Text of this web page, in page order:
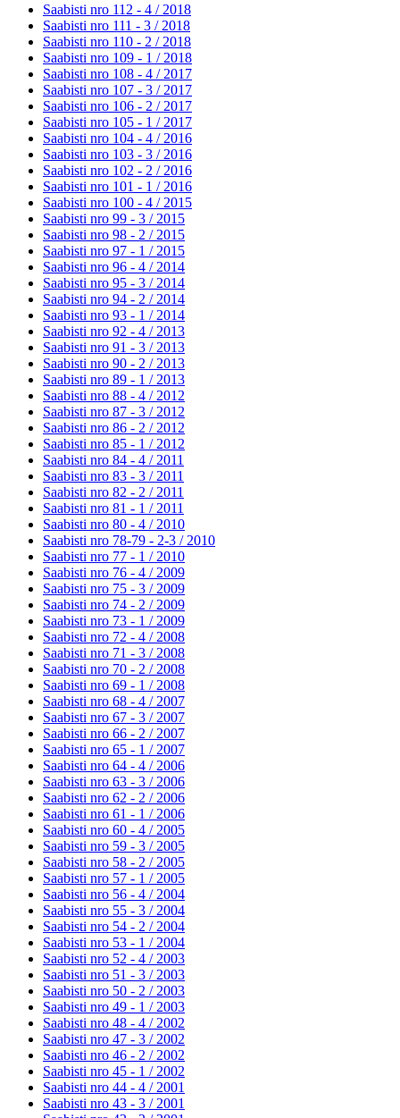
Saabisti nro 112 - 4 / 2018
Saabisti nro 111 - 3 / 2018
Saabisti nro 110 - 2 / 2018
Saabisti nro 109 - 1 / 2018
Saabisti nro 108 - 4 / 2017
Saabisti nro 107 - 3 / 2017
Saabisti nro 106 - 2 / 2017
Saabisti nro 105 - 1 / 2017
Saabisti nro 104 - 4 / 2016
Saabisti nro 103 - 3 / 2016
Saabisti nro 102 - 2 / 2016
Saabisti nro 101 - 1 / 2016
Saabisti nro 100 - 4 / 2015
Saabisti nro 99 - 3 / 2015
Saabisti nro 98 - 2 / 2015
Saabisti nro 97 - 1 / 2015
Saabisti nro 96 - 4 / 2014
Saabisti nro 95 - 3 / 2014
Saabisti nro 94 - 2 / 2014
Saabisti nro 93 - 1 / 2014
Saabisti nro 92 - 4 / 2013
Saabisti nro 91 - 3 / 2013
Saabisti nro 90 - 2 / 2013
Saabisti nro 89 - 1 / 2013
Saabisti nro 88 - 4 / 2012
Saabisti nro 87 - 3 / 2012
Saabisti nro 86 - 2 / 2012
Saabisti nro 85 - 1 / 2012
Saabisti nro 84 - 4 / 2011
Saabisti nro 83 - 3 / 2011
Saabisti nro 82 - 2 / 2011
Saabisti nro 81 - 1 / 2011
Saabisti nro 80 - 4 / 2010
Saabisti nro 78-79 - 2-3 / 2010
Saabisti nro 77 - 1 / 2010
Saabisti nro 76 - 4 / 2009
Saabisti nro 75 - 3 / 2009
Saabisti nro 74 - 2 / 2009
Saabisti nro 73 - 1 / 2009
Saabisti nro 72 - 4 / 2008
Saabisti nro 71 - 3 / 2008
Saabisti nro 70 - 2 / 2008
Saabisti nro 69 - 1 / 2008
Saabisti nro 68 - 4 / 2007
Saabisti nro 67 - 3 / 2007
Saabisti nro 66 - 2 / 2007
Saabisti nro 65 - 1 / 2007
Saabisti nro 64 - 4 / 2006
Saabisti nro 63 - 3 / 2006
Saabisti nro 62 - 2 / 2006
Saabisti nro 61 - 1 / 2006
Saabisti nro 60 - 4 / 2005
Saabisti nro 59 - 3 / 2005
Saabisti nro 58 - 2 / 2005
Saabisti nro 57 - 1 / 2005
Saabisti nro 56 - 4 / 2004
Saabisti nro 55 - 3 / 2004
Saabisti nro 54 - 2 / 2004
Saabisti nro 53 - 1 / 2004
Saabisti nro 52 - 4 / 2003
Saabisti nro 51 - 3 / 2003
Saabisti nro 50 - 2 / 2003
Saabisti nro 49 - 1 / 2003
Saabisti nro 48 - 4 / 2002
Saabisti nro 47 - 3 / 2002
Saabisti nro 46 - 2 / 2002
Saabisti nro 45 - 1 / 2002
Saabisti nro 44 - 4 / 2001
Saabisti nro 43 - 3 / 2001